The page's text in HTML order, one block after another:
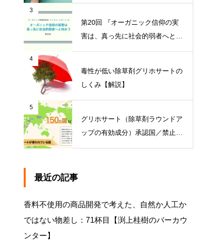
3
第20回 『オーガニック信仰の実
害は、真っ先に社会的弱者へと向
4
毒性が低い除草剤グリホサートの
しくみ【解説】
5
グリホサート（除草剤ラウンドア
ップの有効成分）承認国／禁止国
一覧
最近の記事
香料不使用の商品開発で考えた、自然か人工か
ではない物差し：71杯目【渕上桂樹のバーカウ
ンター】